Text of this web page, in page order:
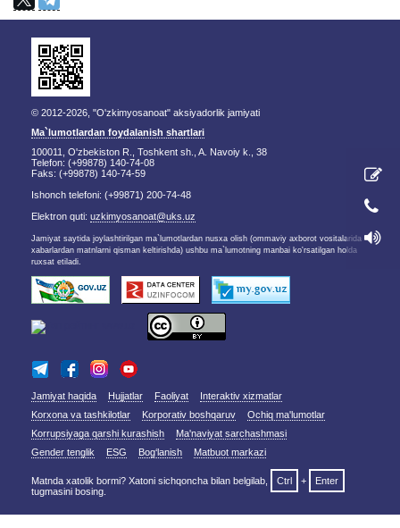
© 2012-2026, "O'zkimyosanoat" aksiyadorlik jamiyati
Ma`lumotlardan foydalanish shartlari
100011, O'zbekiston R., Toshkent sh., A. Navoiy k., 38
Telefon: (+99878) 140-74-08
Faks: (+99878) 140-74-59
Ishonch telefoni: (+99871) 200-74-48
Elektron quti: uzkimyosanoat@uks.uz
Jamiyat saytida joylashtirilgan ma`lumotlardan nusxa olish (ommaviy axborot vositalarida
xabarlardan matnlarni qisman keltirishda) ushbu ma`lumotning manbai ko'rsatilgan holda
ruxsat etiladi.
Jamiyat haqida Hujjatlar Faoliyat
Interaktiv xizmatlar
Korxona va tashkilotlar
Korporativ boshqaruv
Ochiq ma'lumotlar
Korrupsiyaga qarshi kurashish
Ma'naviyat sarchashmasi
Gender tenglik
ESG Bog‘lanish Matbuot markazi
Matnda xatolik bormi? Xatoni sichqoncha bilan belgilab, Ctrl +
Enter
tugmasini bosing.